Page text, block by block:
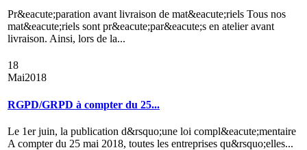
Pr&eacute;paration avant livraison de mat&eacute;riels Tous nos
mat&eacute;riels sont pr&eacute;par&eacute;s en atelier avant
livraison. Ainsi, lors de la...
18
Mai2018
RGPD/GRPD à compter du 25...
Le 1er juin, la publication d&rsquo;une loi compl&eacute;mentaire
A compter du 25 mai 2018, toutes les entreprises qu&rsquo;elles...